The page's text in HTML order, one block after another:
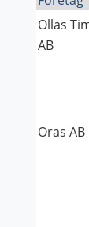
Ollas
AB
Oras AB